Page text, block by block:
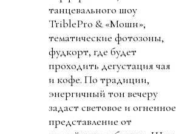
танцевального шоу
TriblePro & «Мошн»,
тематические фотозоны,
фудкорт, где будет
проходить дегустация чая
и кофе. По традиции,
энергичный тон вечеру
задаст световое и огненное
представление от